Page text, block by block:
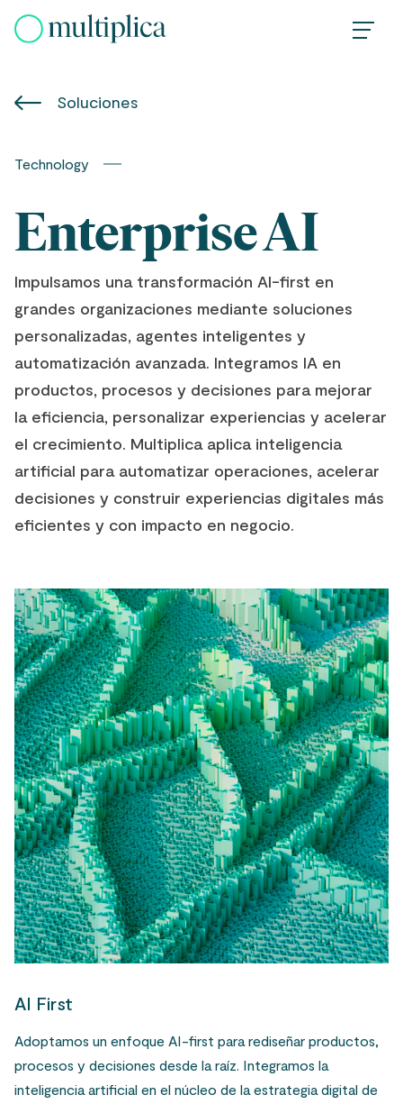
Soluciones
Technology
Enterprise AI
Impulsamos una transformación AI-first en
grandes organizaciones mediante soluciones
personalizadas, agentes inteligentes y
automatización avanzada. Integramos IA en
productos, procesos y decisiones para mejorar
la eficiencia, personalizar experiencias y acelerar
el crecimiento. Multiplica aplica inteligencia
artificial para automatizar operaciones, acelerar
decisiones y construir experiencias digitales más
eficientes y con impacto en negocio.
AI First
Adoptamos un enfoque AI-first para rediseñar productos,
procesos y decisiones desde la raíz. Integramos la
inteligencia artificial en el núcleo de la estrategia digital de